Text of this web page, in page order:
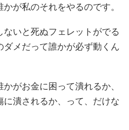
が私のそれをやるのです。
ないと死ぬフェレットがでる
ダメだって誰かが必ず動くん
がお金に困って潰れるか、
潰されるか、って、だけな